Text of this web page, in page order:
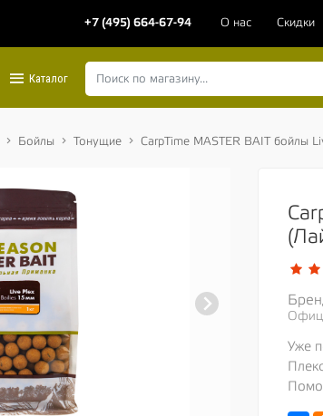
+7 (495) 664-67-94 О нас Скидки
Каталог
Бойлы Тонущие CarpTime MASTER BAIT бойлы
Уже